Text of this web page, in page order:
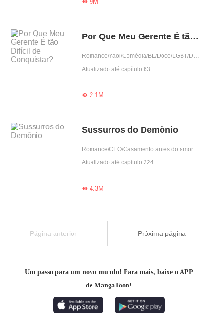
9M
Por Que Meu Gerente É tão Difícil de Conquistar?
Romance/Yaoi/Comédia/BL/Doce/LGBT/Drama/Predestinado/Ramo do entretenimento/Encantador
Atualizado até capítulo 63
2.1M
Sussurros do Demônio
Romance/CEO/Casamento antes do amor/Trágico/Vingança/Drama
Atualizado até capítulo 224
4.3M
Página anterior Próxima página
Um passo para um novo mundo! Para mais, baixe o APP
de MangaToon!